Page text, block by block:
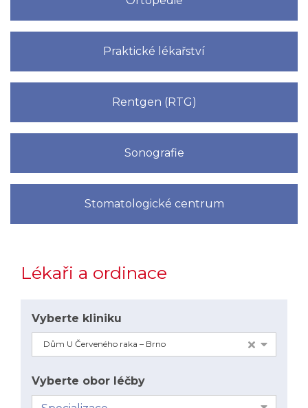
Praktické lékařství
Rentgen (RTG)
Sonografie
Stomatologické centrum
Lékaři a ordinace
Vyberte kliniku
Dům U Červeného raka –⁠⁠⁠⁠⁠⁠ Brno
Vyberte obor léčby